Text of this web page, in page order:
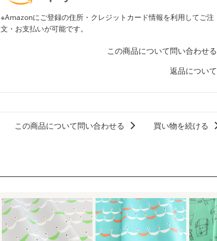
※Amazonにご登録の住所・クレジットカード情報を利用してご注
文・お支払いが可能です。
この商品について問い合わせる
返品について
この商品について問い合わせる 買い物を続ける